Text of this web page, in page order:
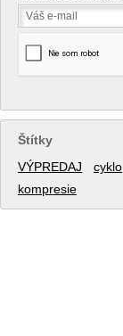
Štítky
VÝPREDAJ
cyklo
kompresie